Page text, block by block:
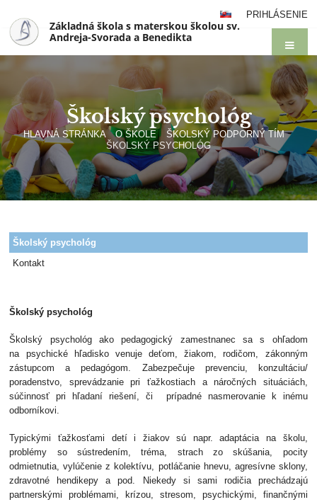
PRIHLÁSENIE
Základná škola s materskou školou sv.
Andreja-Svorada a Benedikta
Školský psychológ
HLAVNÁ STRÁNKA O ŠKOLE
ŠKOLSKÝ PODPORNÝ TÍM
ŠKOLSKÝ PSYCHOLÓG
Školský
psychológ
Školský psychológ
Kontakt
Školský psychológ
Školský psychológ ako pedagogický zamestnanec sa s ohľadom
na psychické hľadisko venuje deťom, žiakom, rodičom, zákonným
zástupcom a pedagógom. Zabezpečuje prevenciu, konzultáciu/
poradenstvo, sprevádzanie pri ťažkostiach a náročných situáciách,
súčinnosť pri hľadaní riešení, či prípadné nasmerovanie k inému
odborníkovi.
Typickými ťažkosťami detí i žiakov sú napr. adaptácia na školu,
problémy so sústredením, tréma, strach zo skúšania, pocity
odmietnutia, vylúčenie z kolektívu, potláčanie hnevu, agresívne sklony,
zdravotné hendikepy a pod. Niekedy si sami rodičia prechádzajú
partnerskými problémami, krízou, stresom, psychickými, finančnými